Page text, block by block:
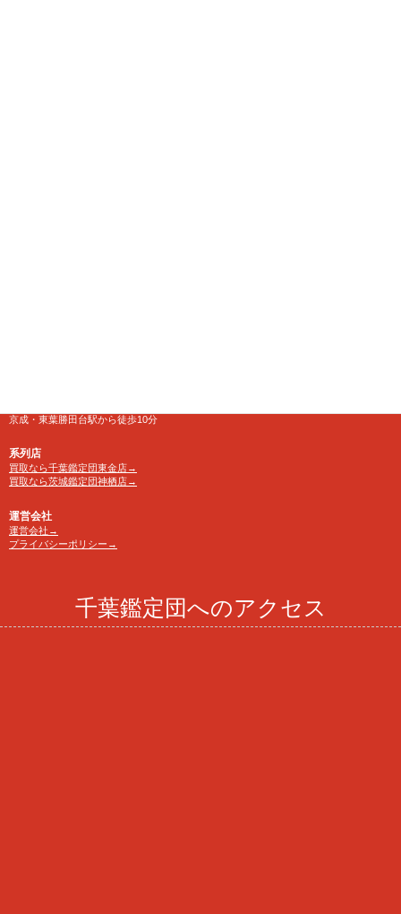
京成・東葉勝田台駅から徒歩10分
系列店
買取なら千葉鑑定団東金店→
買取なら茨城鑑定団神栖店→
運営会社
運営会社→
プライバシーポリシー→
千葉鑑定団へのアクセス